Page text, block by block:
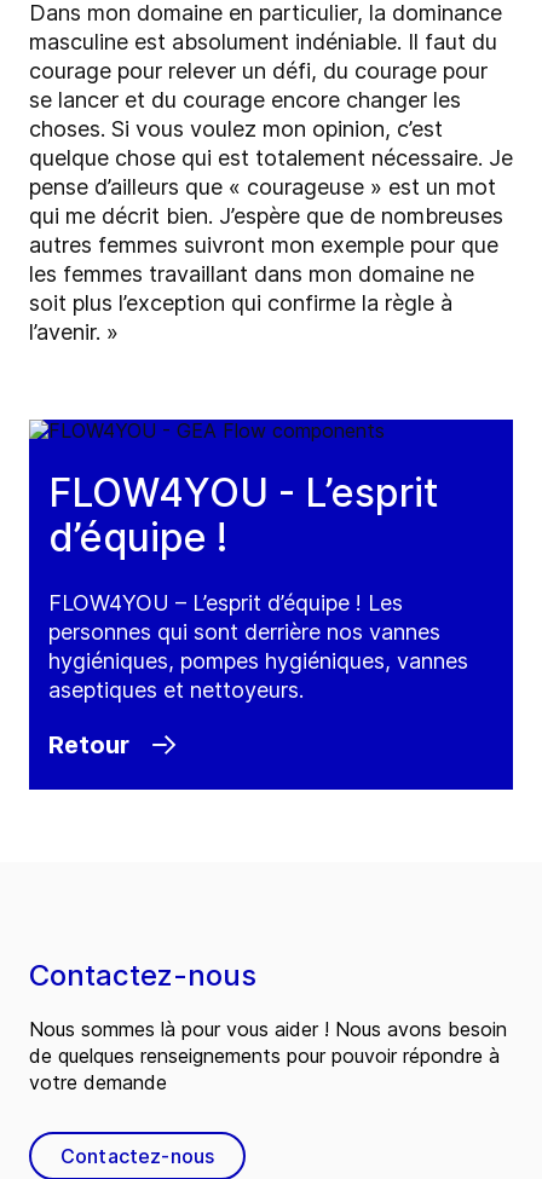
Dans mon domaine en particulier, la dominance
masculine est absolument indéniable. Il faut du
courage pour relever un défi, du courage pour
se lancer et du courage encore changer les
choses. Si vous voulez mon opinion, c’est
quelque chose qui est totalement nécessaire. Je
pense d’ailleurs que « courageuse » est un mot
qui me décrit bien. J’espère que de nombreuses
autres femmes suivront mon exemple pour que
les femmes travaillant dans mon domaine ne
soit plus l’exception qui confirme la règle à
l’avenir. »
FLOW4YOU - L’esprit
d’équipe !
FLOW4YOU – L’esprit d’équipe ! Les
personnes qui sont derrière nos vannes
hygiéniques, pompes hygiéniques, vannes
aseptiques et nettoyeurs.
Retour
Contactez-nous
Nous sommes là pour vous aider ! Nous avons besoin
de quelques renseignements pour pouvoir répondre à
votre demande
Contactez-nous